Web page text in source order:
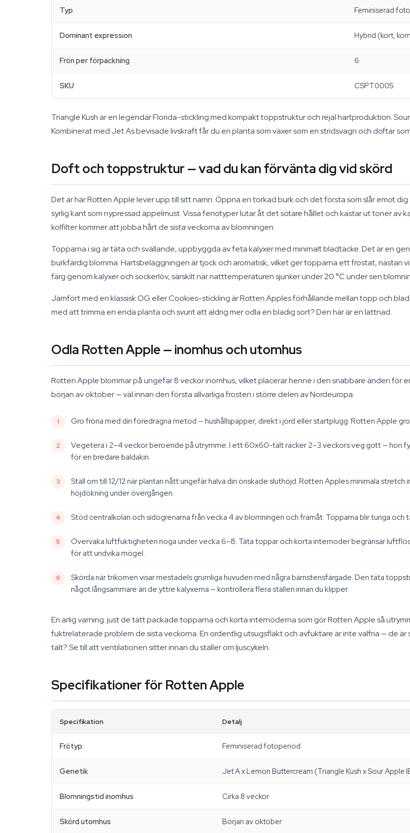
Typ Feminiserad
Dominant expression Hybrid (kort,
Frön per förpackning 6
SKU CSPT0005
Triangle Kush är en legendär Florida-stickling med kompakt toppstruktur och rejäl hartproduktion.
Kombinerat med Jet As bevisade livskraft får du en planta som växer som en stridsvagn och doftar
Doft och toppstruktur — vad du kan förvänta dig vid skörd
Det är här Rotten Apple lever upp till sitt namn. Öppna en torkad burk och det första som slår emot
syrlig kant som nypressad äppelmust. Vissa fenotyper lutar åt det sötare hållet och kastar ut toner av
kolfilter kommer att jobba hårt de sista veckorna av blomningen.
Topparna i sig är täta och svällande, uppbyggda av feta kalyxer med minimalt bladtäcke. Det är en
burkfärdig blomma. Hartsbeläggningen är tjock och aromatisk, vilket ger topparna ett frostat, nästan
färg genom kalyxer och sockerlöv, särskilt när natttemperaturen sjunker under 20 °C under sen
Jämfört med en klassisk OG eller Cookies-stickling är Rotten Apples förhållande mellan topp och
med att trimma en enda planta och svurit att aldrig mer odla en bladig sort? Den här är en lättnad.
Odla Rotten Apple — inomhus och utomhus
Rotten Apple blommar på ungefär 8 veckor inomhus, vilket placerar henne i den snabbare änden för
början av oktober — väl innan den första allvarliga frosten i större delen av Nordeuropa.
Gro fröna med din föredragna metod — hushållspapper, direkt i jord eller startplugg. Rotten Apple
Vegetera i 2–4 veckor beroende på utrymme. I ett 60x60-tält räcker 2–3 veckors veg gott — hon
för en bredare baldakin.
Ställ om till 12/12 när plantan nått ungefär halva din önskade sluthöjd. Rotten Apples minimala
höjdökning under övergången.
Stöd centralkolan och sidogrenarna från vecka 4 av blomningen och framåt. Topparna blir tunga och
Övervaka luftfuktigheten noga under vecka 6–8. Täta toppar och korta internoder begränsar
för att undvika mögel.
Skörda när trikomen visar mestadels grumliga huvuden med några bärnstensfärgade. Den täta
något långsammare än de yttre kalyxerna — kontrollera flera ställen innan du klipper.
En ärlig varning: just de tätt packade topparna och korta internoderna som gör Rotten Apple så
fuktrelaterade problem de sista veckorna. En ordentlig utsugsfläkt och avfuktare är inte valfria — de är
tält? Se till att ventilationen sitter innan du ställer om ljuscykeln.
Specifikationer för Rotten Apple
Specifikation Detalj
Frötyp Feminiserad fotoperiod
Genetik Jet A x Lemon Buttercream (Triangle Kush x Sour Apple
Blomningstid inomhus Cirka 8 veckor
Skörd utomhus Början av oktober